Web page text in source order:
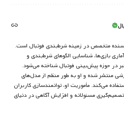
متخصص در زمینه شرط‌بندی فوتبال است.
تحلیل آماری بازی‌ها، شناسایی الگوهای شرط‌بندی و
در حوزه پیش‌بینی فوتبال شناخته می‌شود.
منتشر شده و او به طور منظم از مدل‌های
می‌کند. مأموریت او، توانمندسازی کاربران
مسئولانه و افزایش آگاهی در دنیای